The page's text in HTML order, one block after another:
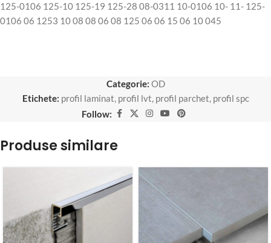
125-0106 125-10 125-19 125-28 08-0311 10-0106 10- 11- 125-
0106 06 1253 10 08 08 06 08 125 06 06 15 06 10 045
Categorie: OD
Etichete: profil laminat, profil lvt, profil parchet, profil spc
Follow:
Produse similare